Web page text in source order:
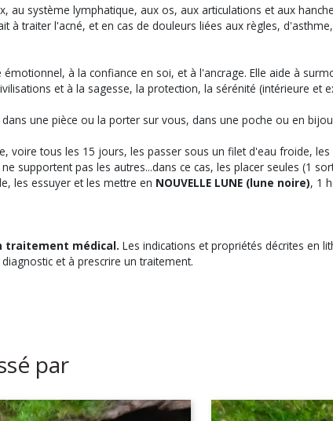
au système lymphatique, aux os, aux articulations et aux
à traiter l'acné, et en cas de douleurs liées aux règles,
à la confiance en soi, et à l'ancrage. Elle aide à
et à la sagesse, la protection, la sérénité (intérieure et
une pièce ou la porter sur vous, dans une poche ou en
voire tous les 15 jours, les passer sous un filet d'eau froide,
supportent pas les autres...dans ce cas, les placer seules (1
les essuyer et les mettre en NOUVELLE LUNE (lune noire), 1
traitement médical. Les indications et propriétés décrites en
et à prescrire un traitement.
par